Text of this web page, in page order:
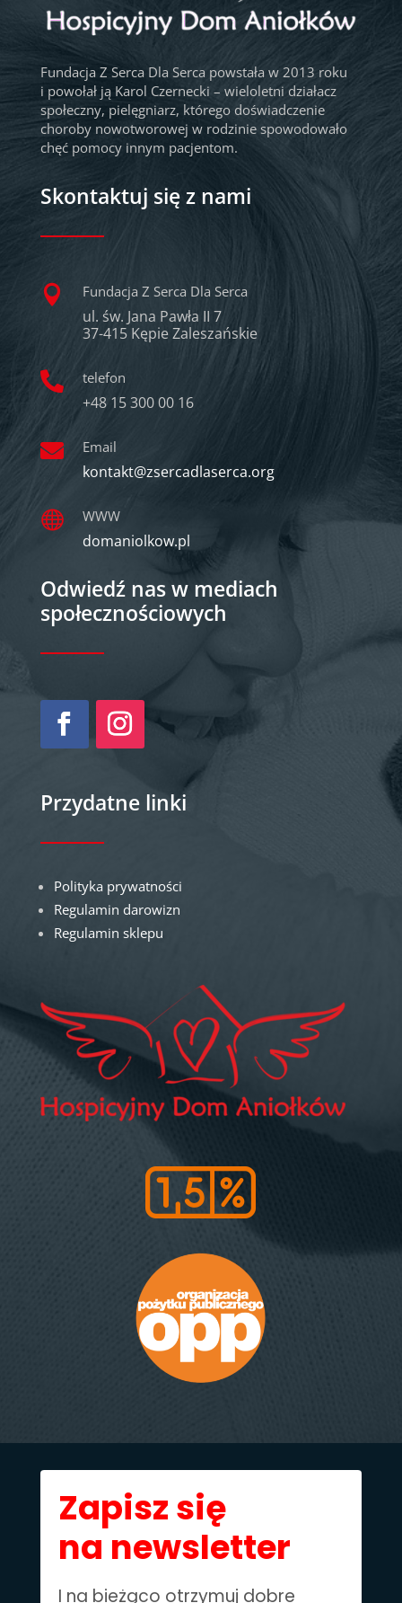
Fundacja Z Serca Dla Serca powstała w 2013 roku
i powołał ją Karol Czernecki – wieloletni działacz
społeczny, pielęgniarz, którego doświadczenie
choroby nowotworowej w rodzinie spowodowało
chęć pomocy innym pacjentom.
Skontaktuj się z nami
 Fundacja Z Serca Dla Serca
ul. św. Jana Pawła II 7
37-415 Kępie Zaleszańskie
 telefon
+48 15 300 00 16
 Email
kontakt@zsercadlaserca.org
 WWW
domaniolkow.pl
Odwiedź nas w mediach
społecznościowych
Przydatne linki
Polityka prywatności
Regulamin darowizn
Regulamin sklepu
Zapisz się
na newsletter
I na bieżąco otrzymuj dobre